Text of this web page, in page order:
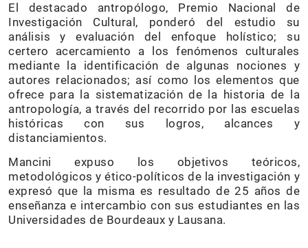
El destacado antropólogo, Premio Nacional de
Investigación Cultural, ponderó del estudio su
análisis y evaluación del enfoque holístico; su
certero acercamiento a los fenómenos culturales
mediante la identificación de algunas nociones y
autores relacionados; así como los elementos que
ofrece para la sistematización de la historia de la
antropología, a través del recorrido por las escuelas
históricas con sus logros, alcances y
distanciamientos.
Mancini expuso los objetivos teóricos,
metodológicos y ético-políticos de la investigación y
expresó que la misma es resultado de 25 años de
enseñanza e intercambio con sus estudiantes en las
Universidades de Bourdeaux y Lausana.